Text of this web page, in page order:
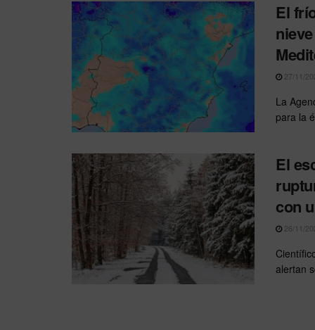
El
27/11/
La
para la
El
con
26/11/
alertan